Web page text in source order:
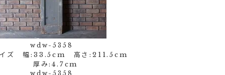
wdw-5358
イズ 幅:33.5cm 高さ:211.5cm
厚み:4.7cm
wdw-5358